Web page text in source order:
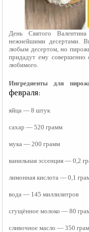
День Святого
нежнейшими десертами.
любым десертом, но
придадут ему совершенно
любимого.
Ингредиенты для
февраля:
яйца — 8 штук
сахар — 520 грамм
мука — 200 грамм
ванильная эссенция — 0,2
лимонная кислота — 0,1
вода — 145 миллилитров
сгущённое молоко — 80
сливочное масло — 350